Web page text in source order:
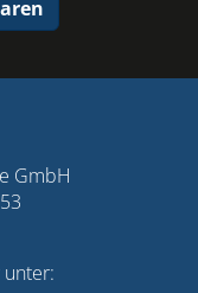
GmbH